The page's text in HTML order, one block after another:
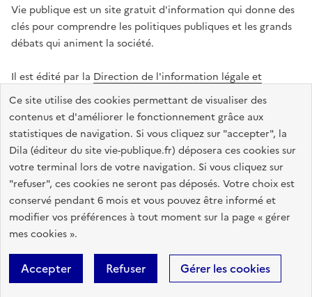
Ce site utilise des cookies permettant de visualiser des
contenus et d'améliorer le fonctionnement grâce aux
statistiques de navigation. Si vous cliquez sur "accepter", la
Dila (éditeur du site vie-publique.fr) déposera ces cookies sur
votre terminal lors de votre navigation. Si vous cliquez sur
"refuser", ces cookies ne seront pas déposés. Votre choix est
conservé pendant 6 mois et vous pouvez être informé et
modifier vos préférences à tout moment sur la page « gérer
mes cookies ».
Accepter Refuser Gérer les cookies
Vie publique est un site gratuit d'information qui donne des
clés pour comprendre les politiques publiques et les grands
débats qui animent la société.
Il est édité par la Direction de l'information légale et
administrative
legifrance.gouv.fr info.gouv.fr
data.gouv.fr
service-public.gouv.fr
Accessibilité : totalement conforme
Données personnelles
Sauf mention contraire, tous les textes de ce site sont sous